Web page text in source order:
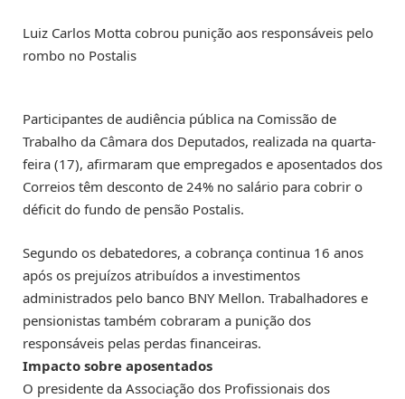
Luiz Carlos Motta cobrou punição aos responsáveis pelo
rombo no Postalis
Participantes de audiência pública na Comissão de
Trabalho da Câmara dos Deputados, realizada na quarta-
feira (17), afirmaram que empregados e aposentados dos
Correios têm desconto de 24% no salário para cobrir o
déficit do fundo de pensão Postalis.
Segundo os debatedores, a cobrança continua 16 anos
após os prejuízos atribuídos a investimentos
administrados pelo banco BNY Mellon. Trabalhadores e
pensionistas também cobraram a punição dos
responsáveis pelas perdas financeiras.
Impacto sobre aposentados
O presidente da Associação dos Profissionais dos